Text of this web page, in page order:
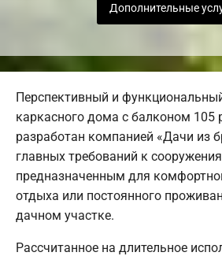
Дополнительные
Перспективный и
каркасного дома с балконом 105
разработан компанией «Дачи из
главных требований к
предназначенным для
отдыха или постоянного
дачном участке.
Рассчитанное на длительное